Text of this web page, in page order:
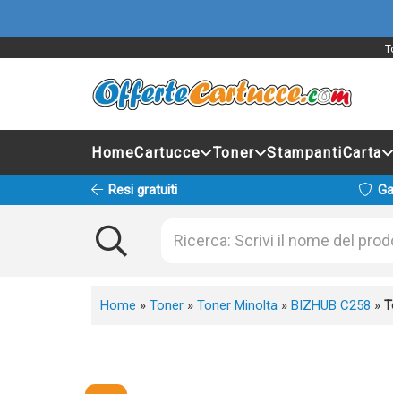
HomeCartucce Toner StampantiCarta
Resi gratuiti
Home » Toner » Toner Minolta » BIZHUB C258 »